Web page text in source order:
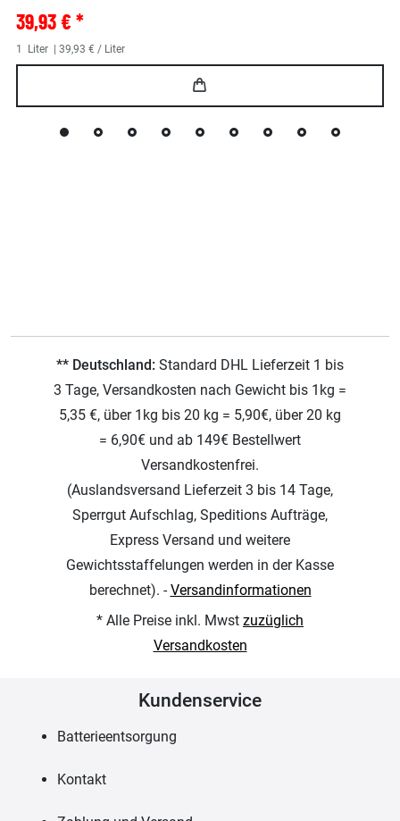
39,93 € *
1 Liter | 39,93 € / Liter
** Deutschland: Standard DHL Lieferzeit 1 bis
3 Tage, Versandkosten nach Gewicht bis 1kg =
5,35 €, über 1kg bis 20 kg = 5,90€, über 20 kg
= 6,90€ und ab 149€ Bestellwert
Versandkostenfrei.
(Auslandsversand Lieferzeit 3 bis 14 Tage,
Sperrgut Aufschlag, Speditions Aufträge,
Express Versand und weitere
Gewichtsstaffelungen werden in der Kasse
berechnet). -Versandinformationen
* Alle Preise inkl. Mwst zuzüglich
Versandkosten
Kundenservice
Batterieentsorgung
Kontakt